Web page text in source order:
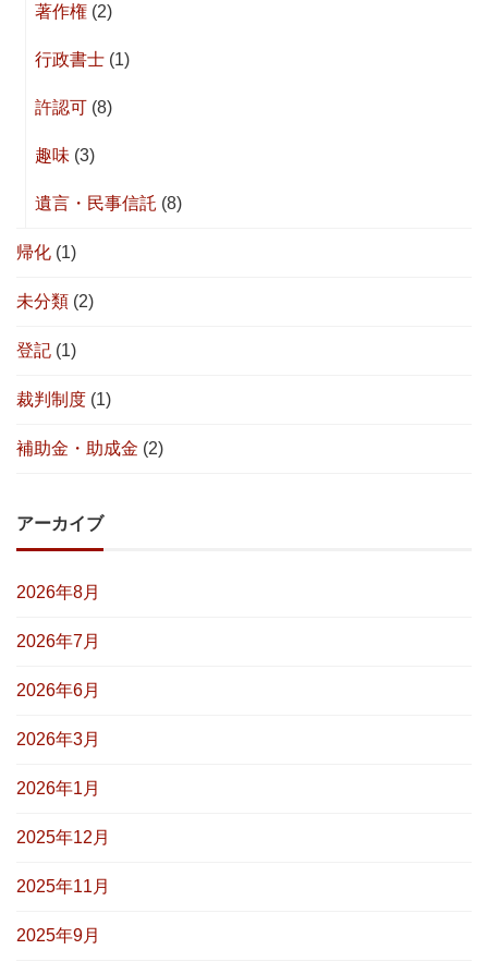
著作権 (2)
行政書士 (1)
許認可 (8)
趣味 (3)
遺言・民事信託 (8)
帰化 (1)
未分類 (2)
登記 (1)
裁判制度 (1)
補助金・助成金 (2)
アーカイブ
2026年8月
2026年7月
2026年6月
2026年3月
2026年1月
2025年12月
2025年11月
2025年9月